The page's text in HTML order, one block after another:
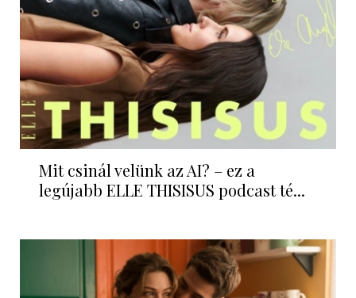
Mit csinál velünk az AI? – ez a
legújabb ELLE THISISUS podcast té...